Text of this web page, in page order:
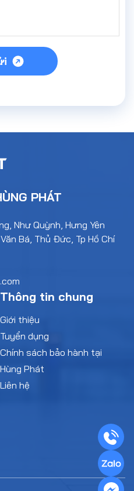
PHÁT
Như Quỳnh, Hưng Yên
Bá, Thủ Đức, Tp Hồ Chí
Thông tin chung
Giới thiệu
Tuyển dụng
Chính sách bảo hành tại
Hùng Phát
Liên hệ